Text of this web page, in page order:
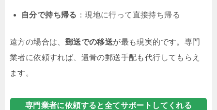
自分で持ち帰る ：現地に行って直接持ち帰る
遠方の場合は、 郵送での移送が最も現実的です。専門
業者に依頼すれば、遺骨の郵送手配も代行してもらえ
ます。
専門業者に依頼すると全てサポートしてくれる